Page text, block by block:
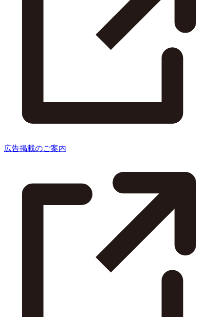
広告掲載のご案内